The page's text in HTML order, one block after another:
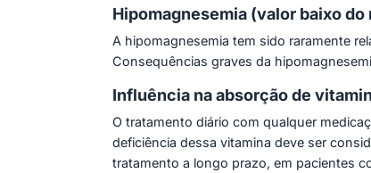
Hipomagnesemia (valor baixo do
A hipomagnesemia tem sido raramente
Consequências graves da
Influência na absorção de
O tratamento diário com qualquer
deficiência dessa vitamina deve ser
tratamento a longo prazo, em pacientes